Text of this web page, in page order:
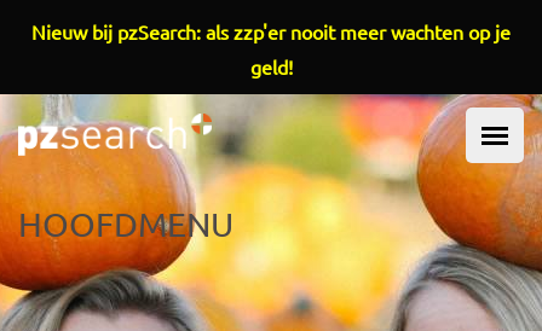
Overslaan en naar de inhoud gaan
HOOFDMENU
Nieuw bij pzSearch: als zzp'er nooit meer wachten op je
geld!